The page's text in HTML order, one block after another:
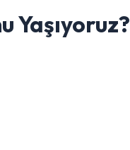
Yaşıyoruz?